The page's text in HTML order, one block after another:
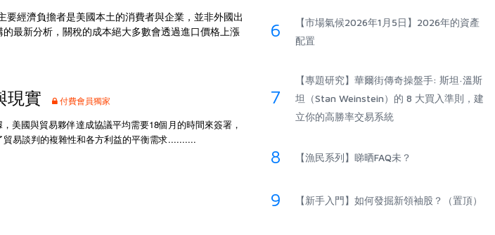
經濟負擔者是美國本土的消費者與企業，並非外國出
最新分析，關稅的成本絕大多數會透過進口價格上漲
現實 付費會員獨家
美國與貿易夥伴達成協議平均需要18個月的時間來簽署，
易談判的複雜性和各方利益的平衡需求..........
6
【市場氣候2026年1月5日】2026年的資產
配置
7
【專題研究】華爾街傳奇操盤手: 斯坦·溫斯
坦（Stan Weinstein）的 8 大買入準則，建
立你的高勝率交易系統
8 【漁民系列】睇晒FAQ未？
9 【新手入門】如何發掘新領袖股？（置頂）